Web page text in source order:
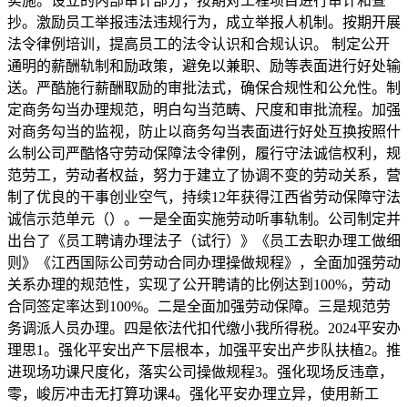
抄。激励员工举报违法违规行为，成立举报人机制。按期开展
法令律例培训，提高员工的法令认识和合规认识。 制定公开
通明的薪酬轨制和励政策，避免以兼职、励等表面进行好处输
送。严酷施行薪酬取励的审批法式，确保合规性和公允性。制
定商务勾当办理规范，明白勾当范畴、尺度和审批流程。加强
对商务勾当的监视，防止以商务勾当表面进行好处互换按照什
么制公司严酷恪守劳动保障法令律例，履行守法诚信权利，规
范劳工，劳动者权益，努力于建立了协调不变的劳动关系，营
制了优良的干事创业空气，持续12年获得江西省劳动保障守法
诚信示范单元（）。一是全面实施劳动听事轨制。公司制定并
出台了《员工聘请办理法子（试行）》《员工去职办理工做细
则》《江西国际公司劳动合同办理操做规程》，全面加强劳动
关系办理的规范性，实现了公开聘请的比例达到100%，劳动
合同签定率达到100%。二是全面加强劳动保障。三是规范劳
务调派人员办理。四是依法代扣代缴小我所得税。2024平安办
理思1。强化平安出产下层根本，加强平安出产步队扶植2。推
进现场功课尺度化，落实公司操做规程3。强化现场反违章，
零，峻厉冲击无打算功课4。强化平安办理立异，使用新工